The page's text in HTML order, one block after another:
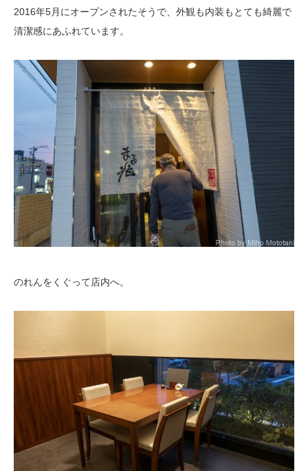
2016年5月にオープンされたそうで、外観も内装もとても綺麗で
清潔感にあふれています。
のれんをくぐって店内へ。